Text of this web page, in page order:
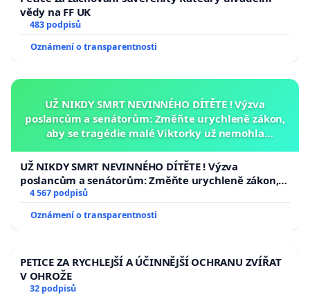
vědy na FF UK
483 podpisů
Oznámení o transparentnosti
UŽ NIKDY SMRT NEVINNÉHO DÍTĚTE ! Výzva
poslancům a senátorům: Změňte urychleně zákon,
aby se tragédie malé Viktorky už nemohla
UŽ NIKDY SMRT NEVINNÉHO DÍTĚTE ! Výzva
poslancům a senátorům: Změňte urychleně zákon,
aby se tragédie malé Viktorky už nemohla opakovat!
4 567 podpisů
Oznámení o transparentnosti
PETICE ZA RYCHLEJŠÍ A ÚČINNĚJŠÍ OCHRANU ZVÍŘAT
V OHROŽE
32 podpisů